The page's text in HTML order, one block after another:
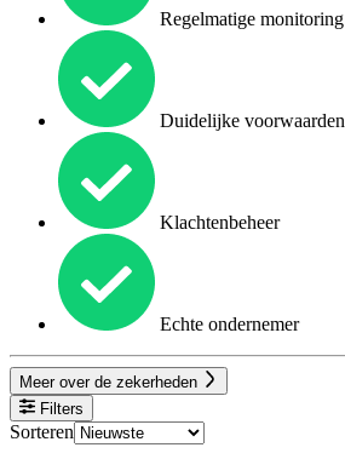
Regelmatige monitoring
Duidelijke voorwaarden
Klachtenbeheer
Echte ondernemer
Meer over de zekerheden
Filters
Sorteren